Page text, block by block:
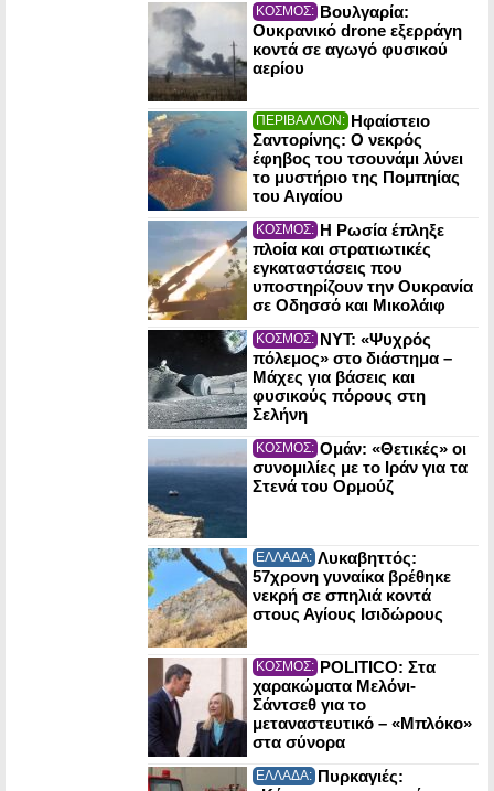
ΚΟΣΜΟΣ: Βουλγαρία:
Ουκρανικό drone εξερράγη
κοντά σε αγωγό φυσικού
αερίου
ΠΕΡΙΒΑΛΛΟΝ: Ηφαίστειο
Σαντορίνης: Ο νεκρός
έφηβος του τσουνάμι λύνει
το μυστήριο της Πομπηίας
του Αιγαίου
ΚΟΣΜΟΣ: Η Ρωσία έπληξε
πλοία και στρατιωτικές
εγκαταστάσεις που
υποστηρίζουν την Ουκρανία
σε Οδησσό και Μικολάιφ
ΚΟΣΜΟΣ: NYT: «Ψυχρός
πόλεμος» στο διάστημα –
Μάχες για βάσεις και
φυσικούς πόρους στη
Σελήνη
ΚΟΣΜΟΣ: Ομάν: «Θετικές» οι
συνομιλίες με το Ιράν για τα
Στενά του Ορμούζ
ΕΛΛΑΔΑ: Λυκαβηττός:
57χρονη γυναίκα βρέθηκε
νεκρή σε σπηλιά κοντά
στους Αγίους Ισιδώρους
ΚΟΣΜΟΣ: POLITICO: Στα
χαρακώματα Μελόνι-
Σάντσεθ για το
μεταναστευτικό – «Μπλόκο»
στα σύνορα
ΕΛΛΑΔΑ: Πυρκαγιές: